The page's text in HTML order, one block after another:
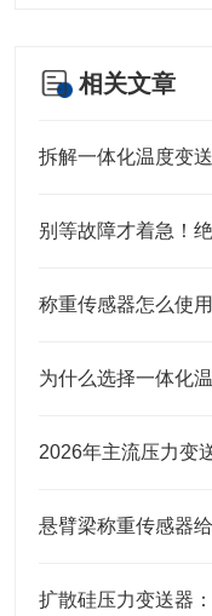
相关文章
称重传感器怎么使用
为什么选择一体化
悬臂梁称重传感器